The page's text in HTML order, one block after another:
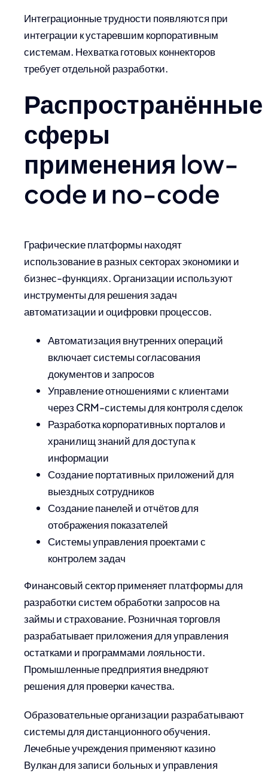
Интеграционные трудности появляются при
интеграции к устаревшим корпоративным
системам. Нехватка готовых коннекторов
требует отдельной разработки.
Распространённые
сферы
применения low-
code и no-code
Графические платформы находят
использование в разных секторах экономики и
бизнес-функциях. Организации используют
инструменты для решения задач
автоматизации и оцифровки процессов.
Автоматизация внутренних операций
включает системы согласования
документов и запросов
Управление отношениями с клиентами
через CRM-системы для контроля сделок
Разработка корпоративных порталов и
хранилищ знаний для доступа к
информации
Создание портативных приложений для
выездных сотрудников
Создание панелей и отчётов для
отображения показателей
Системы управления проектами с
контролем задач
Финансовый сектор применяет платформы для
разработки систем обработки запросов на
займы и страхование. Розничная торговля
разрабатывает приложения для управления
остатками и программами лояльности.
Промышленные предприятия внедряют
решения для проверки качества.
Образовательные организации разрабатывают
системы для дистанционного обучения.
Лечебные учреждения применяют казино
Вулкан для записи больных и управления